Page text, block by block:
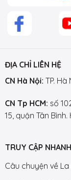
ĐỊA CHỈ LIÊN HỆ
CN Hà Nội: TP. Hà
CN Tp HCM: số
15, quận Tân Bình.
TRUY CẬP NHANH
Câu chuyện về